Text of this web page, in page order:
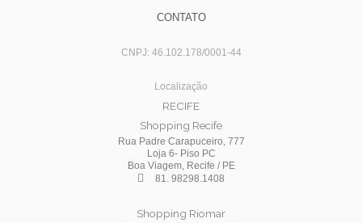
CONTATO
CNPJ: 46.102.178/0001-44
Localização
RECIFE
Shopping Recife
Rua Padre Carapuceiro, 777
Loja 6- Piso PC
Boa Viagem, Recife / PE
81. 98298.1408
Shopping Riomar